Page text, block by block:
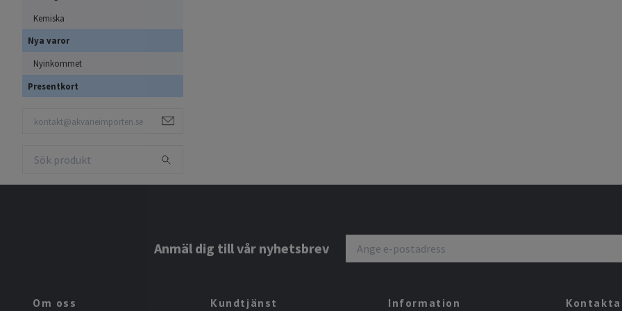
Kemiska
Nya varor
Nyinkommet
Presentkort
Anmäl dig till vår nyhetsbrev
Om oss Kundtjänst Information